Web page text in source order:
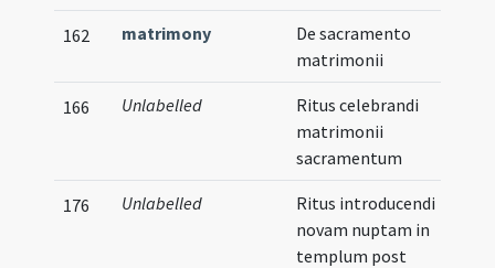
162 matrimony
De sacramento
matrimonii
166 Unlabelled
Ritus celebrandi
matrimonii
sacramentum
176 Unlabelled
Ritus introducendi
novam nuptam in
templum post